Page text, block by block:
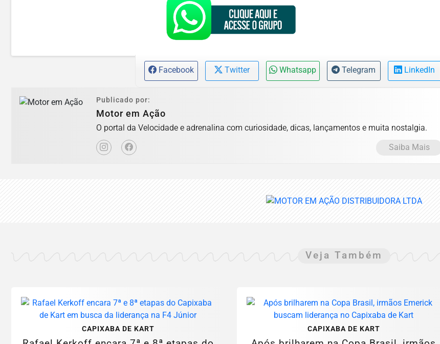
Facebook Twitter Whatsapp Telegram LinkedIn
Publicado por:
Motor em Ação
O portal da Velocidade e adrenalina com curiosidade, dicas, lançamentos e muita nostalgia.
Saiba Mais
Veja Também
CAPIXABA DE KART CAPIXABA DE KART